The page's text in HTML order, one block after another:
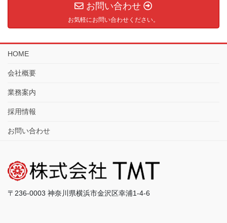
お問い合わせ
お気軽にお問い合わせください。
HOME
会社概要
業務案内
採用情報
お問い合わせ
〒236-0003 神奈川県横浜市金沢区幸浦1-4-6